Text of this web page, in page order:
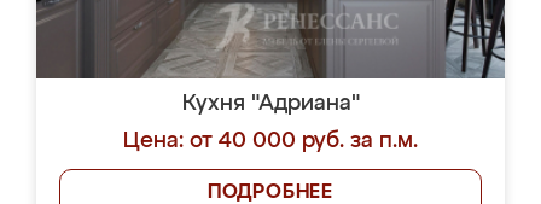
Кухня "Адриана"
Цена: от 40 000 руб. за п.м.
ПОДРОБНЕЕ